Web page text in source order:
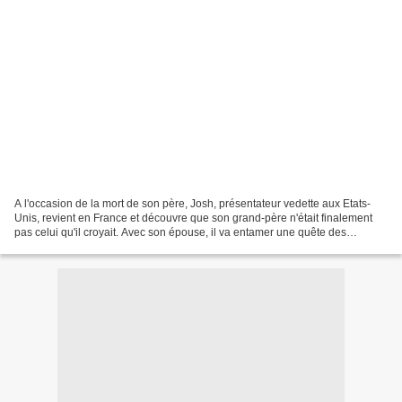
A l'occasion de la mort de son père, Josh, présentateur vedette aux Etats-
Unis, revient en France et découvre que son grand-père n'était finalement
pas celui qu'il croyait. Avec son épouse, il va entamer une quête des